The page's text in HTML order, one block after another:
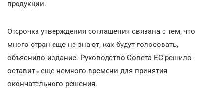
продукции.
Отсрочка утверждения соглашения связана с тем, что
много стран еще не знают, как будут голосовать,
объяснило издание. Руководство Совета ЕС решило
оставить еще немного времени для принятия
окончательного решения.